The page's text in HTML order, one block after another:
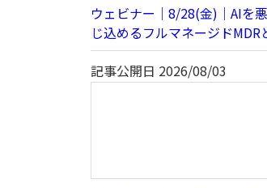
ウェビナー｜8/28(金)｜AIを
じ込めるフルマネージドMDR
記事公開日 2026/08/03